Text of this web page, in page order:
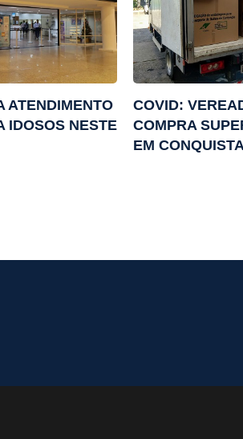
ATENDIMENTO
IDOSOS NESTE
COVID:
COMPRA
EM